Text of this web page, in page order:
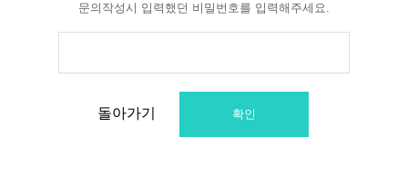
문의작성시 입력했던 비밀번호를 입력해주세요.
돌아가기